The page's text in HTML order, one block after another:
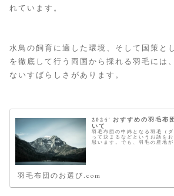
れています。
水鳥の飼育に適した環境、そして国策と
を徹底して行う両国から採れる羽毛には
ないすばらしさがあります。
2024' おすすめの羽毛布
いて
羽毛布団の中綿となる羽毛（
って決まるなどというお話を
思います。でも、羽毛の産地
羽毛布団のお選び.com